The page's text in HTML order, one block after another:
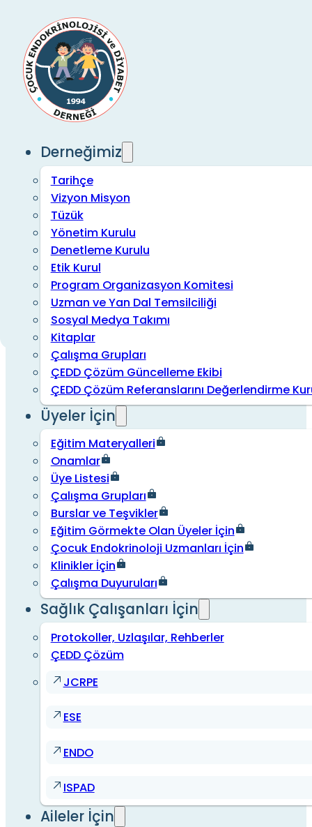
Derneğimiz
Tarihçe
Vizyon Misyon
Tüzük
Yönetim Kurulu
Denetleme Kurulu
Etik Kurul
Program Organizasyon Komitesi
Uzman ve Yan Dal Temsilciliği
Sosyal Medya Takımı
Kitaplar
Çalışma Grupları
ÇEDD Çözüm Güncelleme Ekibi
ÇEDD Çözüm Referanslarını Değerlendirme
Üyeler İçin
Eğitim Materyalleri
Onamlar
Üye Listesi
Çalışma Grupları
Burslar ve Teşvikler
Eğitim Görmekte Olan Üyeler İçin
Çocuk Endokrinoloji Uzmanları İçin
Klinikler İçin
Çalışma Duyuruları
Sağlık Çalışanları İçin
Protokoller, Uzlaşılar, Rehberler
ÇEDD Çözüm
JCRPE
ESE
ENDO
ISPAD
Aileler İçin